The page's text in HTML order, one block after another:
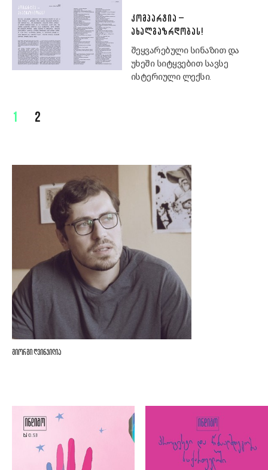
ᲙᲝᲛᲞᲐᲠᲢᲘᲐ –
ᲐᲮᲐᲚᲒᲐᲖᲠᲓᲝᲑᲐᲡ!
შეყვარებული სინაზით და
უხეში სიტყვებით სავსე
ისტერიული ლექსი.
1 2
გიორგი ღვინჯილია